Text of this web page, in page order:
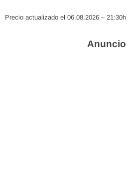
Precio actualizado el 06.08.2026 – 21:30h